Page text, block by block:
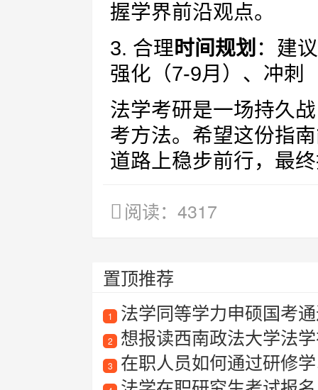
握学界前沿观点。
3. 合理 时间规划 ：建
强化（7-9月）、冲刺
法学考研是一场持久
考方法。希望这份指
道路上稳步前行，最
阅读：4317
置顶推荐
1 法学同等学力申硕国考
2 想报读西南政法大学法
3 在职人员如何通过研修